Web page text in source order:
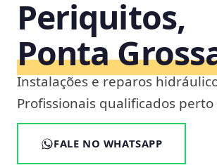
Periquitos,
Ponta
Instalações e reparos
Profissionais qualificados perto
FALE NO WHATSAPP